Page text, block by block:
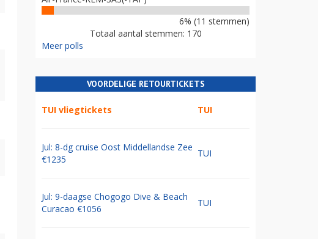
6% (11 stemmen)
Totaal aantal stemmen: 170
Meer polls
VOORDELIGE RETOURTICKETS
TUI vliegtickets TUI
Jul: 8-dg cruise Oost Middellandse Zee
€1235
TUI
Jul: 9-daagse Chogogo Dive & Beach
Curacao €1056
TUI